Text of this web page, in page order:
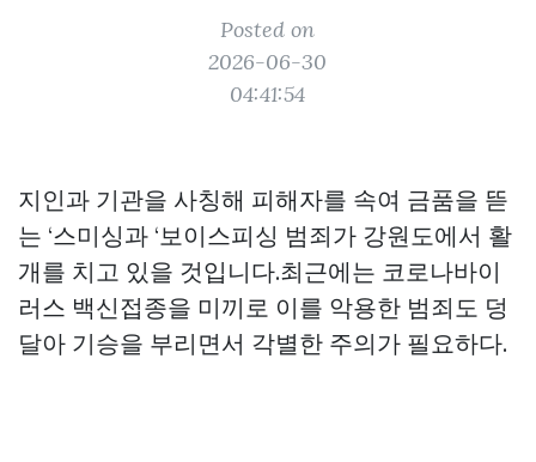
Posted on
2026-06-30
04:41:54
지인과 기관을 사칭해 피해자를 속여 금품을 뜯
는 ‘스미싱과 ‘보이스피싱 범죄가 강원도에서 활
개를 치고 있을 것입니다.최근에는 코로나바이
러스 백신접종을 미끼로 이를 악용한 범죄도 덩
달아 기승을 부리면서 각별한 주의가 필요하다.